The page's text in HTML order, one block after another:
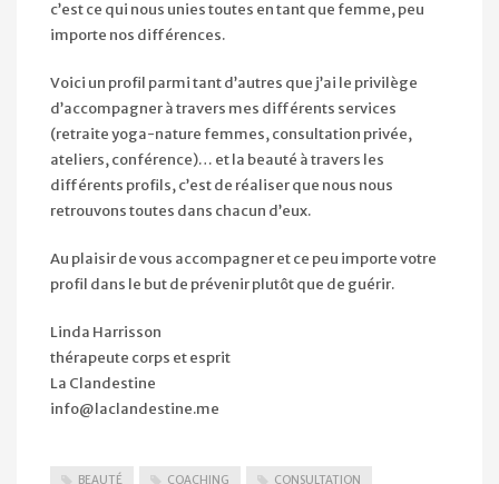
c’est ce qui nous unies toutes en tant que femme, peu
importe nos différences.
Voici un profil parmi tant d’autres que j’ai le privilège
d’accompagner à travers mes différents services
(retraite yoga-nature femmes, consultation privée,
ateliers, conférence)… et la beauté à travers les
différents profils, c’est de réaliser que nous nous
retrouvons toutes dans chacun d’eux.
Au plaisir de vous accompagner et ce peu importe votre
profil dans le but de prévenir plutôt que de guérir.
Linda Harrisson
thérapeute corps et esprit
La Clandestine
info@laclandestine.me
BEAUTÉ COACHING CONSULTATION